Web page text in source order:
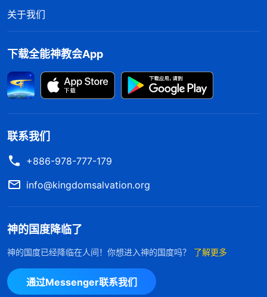
神是根据他的计划和人类的需要来作工的。所以，我
们不能把神的作工限制在圣经里，也不能用圣经来定
规神的作工，更不能说‘凡是离开圣经的就是异端’。
工作。”
听王姊妹这样交通，我恍然大悟：“是啊，是先
有神的作工后有的圣经，这么简单的问题，以往我怎
么没想过？主耶稣来作工时也没有新约圣经，新约圣
经是主后三百多年，各国宗教首领从门徒、使徒的记
经》呢？姊妹交通的都是事实，也很有道理，让人无
关于我们
下载全能神教会App
联系我们
+886-978-777-179
info@kingdomsalvation.org
神的国度降临了
神的国度已经降临在人间！你想进入神的国度吗？ 了解更多
通过Messenger联系我们